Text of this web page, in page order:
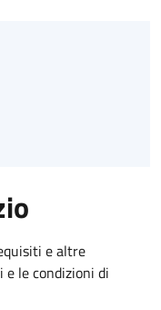
e altre
le condizioni di